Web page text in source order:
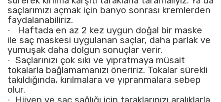
saçlarımızı açmak için banyo sonrası kremlerden
faydalanabiliriz.
·
Haftada en az 2 kez uygun doğal bir maske
ile saç maskesi uygulanan saçlar, daha parlak ve
yumuşak daha dolgun sonuçlar verir.
· Saçlarınızı çok sıkı ve yıpratmaya müsait
tokalarla bağlamamanızı öneririz. Tokalar sürekli
takıldığında, kırılmalara ve yıpranmalara sebep
olur.
·